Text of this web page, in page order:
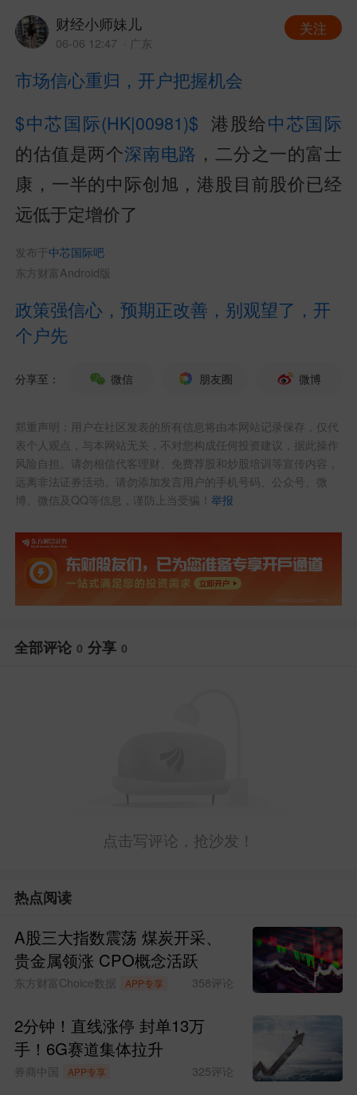
财经小师妹儿
06-06 12:47 · 广东
关注
市场信心重归，开户把握机会
$中芯国际(HK|00981)$ 港股给中芯国际
的估值是两个深南电路 ，二分之一的富士
康，一半的中际创旭，港股目前股价已经
远低于定增价了
发布于 中芯国际吧
东方财富Android版
政策强信心，预期正改善，别观望了，开
个户先
分享至： 微信 朋友圈 微博
郑重声明：用户在社区发表的所有信息将由本网站记录保存，仅代
表个人观点，与本网站无关，不对您构成任何投资建议，据此操作
风险自担。请勿相信代客理财、免费荐股和炒股培训等宣传内容，
远离非法证券活动。请勿添加发言用户的手机号码、公众号、微
博、微信及QQ等信息，谨防上当受骗！举报
全部评论 0 分享 0
点击写评论，抢沙发！
热点阅读
A股三大指数震荡 煤炭开采、
贵金属领涨 CPO概念活跃
东方财富Choice数据 APP专享 358评论
2分钟！直线涨停 封单13万
手！6G赛道集体拉升
券商中国 APP专享 325评论